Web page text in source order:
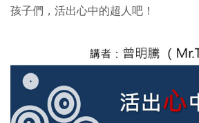
孩子們，活出心中的超人吧！